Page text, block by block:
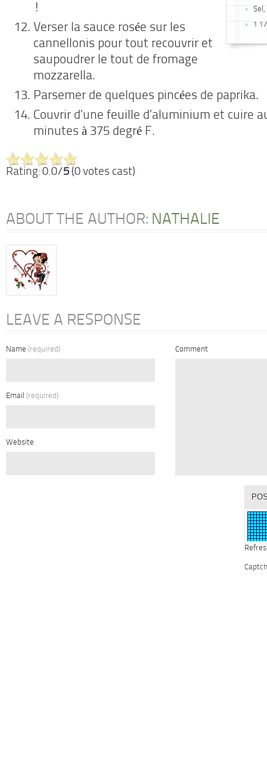
Sel,
1
!
Verser la sauce rosée sur les
cannellonis pour tout recouvrir et
saupoudrer le tout de fromage
mozzarella.
Parsemer de quelques pincées de paprika.
Couvrir d’une feuille d’aluminium et cuire
minutes à 375 degré F.
Rating: 0.0/5 (0 votes cast)
ABOUT THE AUTHOR: NATHALIE
LEAVE A RESPONSE
Name (required)
Email (required)
Website
Comment